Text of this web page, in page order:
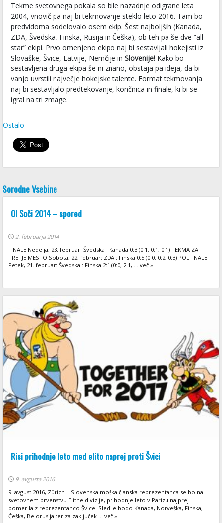
Tekme svetovnega pokala so bile nazadnje odigrane leta
2004, vnovič pa naj bi tekmovanje steklo leto 2016. Tam bo
predvidoma sodelovalo osem ekip. Šest najboljših (Kanada,
ZDA, Švedska, Finska, Rusija in Češka), ob teh pa še dve ”all-
star” ekipi. Prvo omenjeno ekipo naj bi sestavljali hokejisti iz
Slovaške, Švice, Latvije, Nemčije in Slovenije! Kako bo
sestavljena druga ekipa še ni znano, obstaja pa ideja, da bi
vanjo uvrstili največje hokejske talente. Format tekmovanja
naj bi sestavljalo predtekovanje, končnica in finale, ki bi se
igral na tri zmage.
Ostalo
Sorodne Vsebine
OI Soči 2014 – spored
2. februarja 2014
FINALE Nedelja, 23. februar: Švedska : Kanada 0:3 (0:1, 0:1, 0:1) TEKMA ZA
TRETJE MESTO Sobota, 22. februar: ZDA : Finska 0:5 (0:0, 0:2, 0:3) POLFINALE:
Petek, 21. februar: Švedska : Finska 2:1 (0:0, 2:1, ... več »
Risi prihodnje leto med elito naprej proti Švici
9. avgusta 2016
9. avgust 2016, Zürich – Slovenska moška članska reprezentanca se bo na
svetovnem prvenstvu Elitne divizije, prihodnje leto v Parizu najprej
pomerila z reprezentanco Švice. Sledile bodo Kanada, Norveška, Finska,
Češka, Belorusija ter za zaključek ... več »